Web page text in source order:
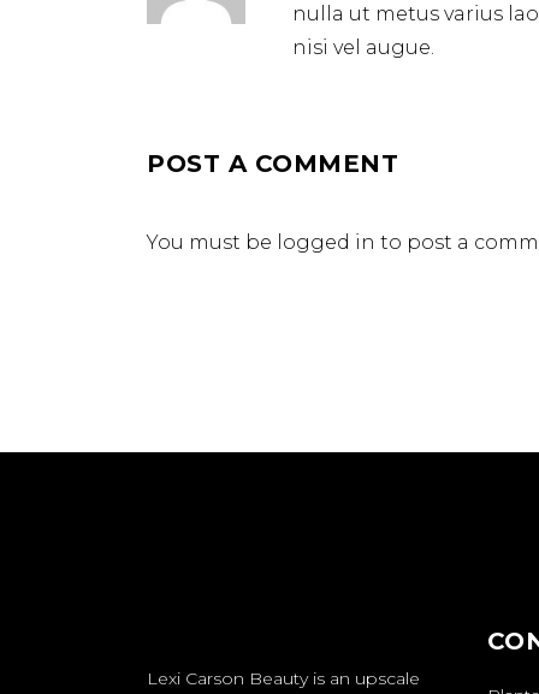
nulla ut metus varius
nisi vel augue.
POST A COMMENT
You must be logged in to post a
Lexi Carson Beauty is an upscale